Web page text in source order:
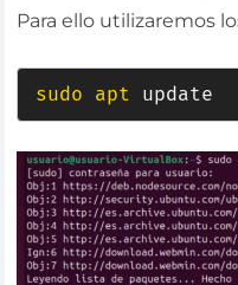
Para ello utilizaremos
sudo apt update